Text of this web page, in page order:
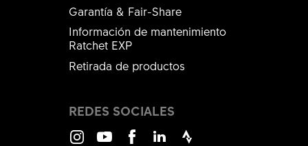
Garantía & Fair-Share
Información de mantenimiento
Ratchet EXP
Retirada de productos
REDES SOCIALES